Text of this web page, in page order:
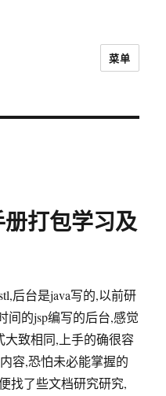
菜单
打包学习及
后台是java写的,以前研
间的jsp编写的后台,感觉
大致相同,上手的确很容
容,恐怕未必能掌握的
找了些文档研究研究,